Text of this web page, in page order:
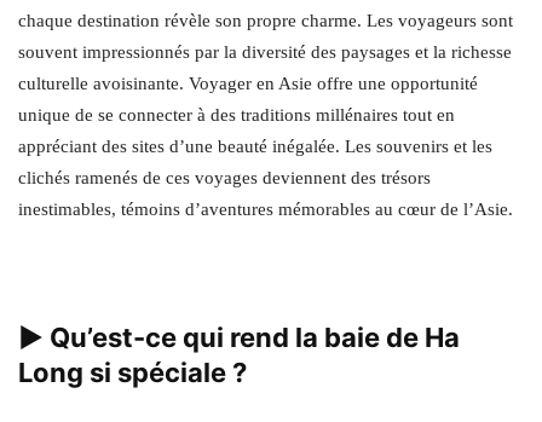
chaque destination révèle son propre charme. Les voyageurs sont
souvent impressionnés par la diversité des paysages et la richesse
culturelle avoisinante. Voyager en Asie offre une opportunité
unique de se connecter à des traditions millénaires tout en
appréciant des sites d’une beauté inégalée. Les souvenirs et les
clichés ramenés de ces voyages deviennent des trésors
inestimables, témoins d’aventures mémorables au cœur de l’Asie.
▶ Qu’est-ce qui rend la baie de Ha
Long si spéciale ?